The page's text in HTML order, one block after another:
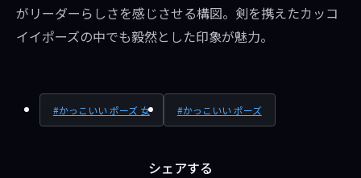
がリーダーらしさを感じさせる構図。剣を携えたカッコ
イイポーズの中でも毅然とした印象が魅力。
かっこいい ポーズ 女 かっこいい ポーズ
シェアする